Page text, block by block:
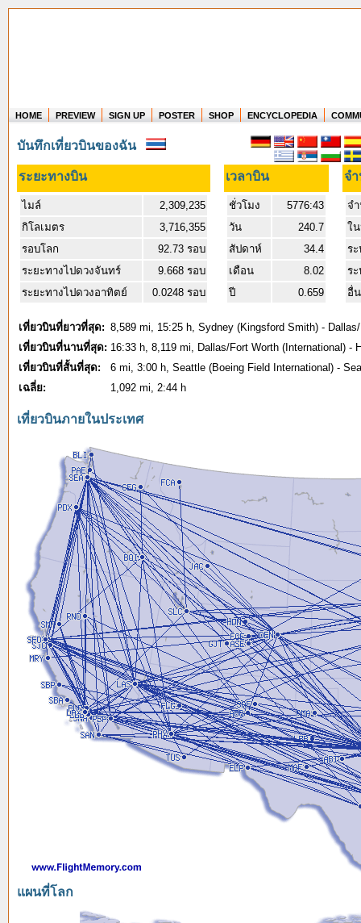
Where in the world have you flown?
How long have you been in the air?
Create your own FlightMemory and see!
HOME PREVIEW SIGN UP POSTER SHOP ENCYCLOPEDIA
บันทึกเที่ยวบินของฉัน
ระยะทางบิน เวลาบิน จ
ไมล์
2,309,235
กิโลเมตร
3,716,355
รอบโลก
92.73 รอบ
ระยะทางไปดวงจันทร์
9.668 รอบ
ระยะทางไปดวงอาทิตย์
0.0248 รอบ
ชั่วโมง
5776:43
วัน
240.7
สัปดาห์
34.4
เดือน
8.02
ปี
0.659
จ
ใ
ร
ร
อื่
เที่ยวบินที่ยาวที่สุด: 8,589 mi, 15:25 h, Sydney (Kingsford Smith) -
เที่ยวบินที่นานที่สุด: 16:33 h, 8,119 mi, Dallas/Fort Worth (International) -
เที่ยวบินที่สั้นที่สุด:
6 mi, 3:00 h, Seattle (Boeing Field International) -
เฉลี่ย:
1,092 mi, 2:44 h
เที่ยวบินภายในประเทศ
แผนที่โลก